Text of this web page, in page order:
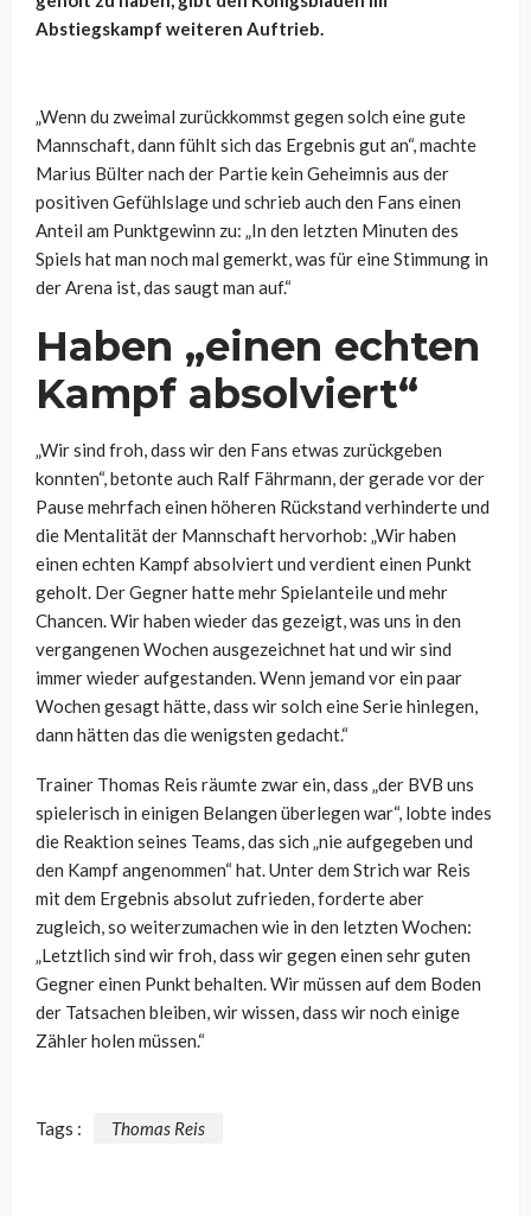
Abstiegskampf weiteren Auftrieb.
„Wenn du zweimal zurückkommst gegen solch eine gute
Mannschaft, dann fühlt sich das Ergebnis gut an“, machte
Marius Bülter nach der Partie kein Geheimnis aus der
positiven Gefühlslage und schrieb auch den Fans einen
Anteil am Punktgewinn zu: „In den letzten Minuten des
Spiels hat man noch mal gemerkt, was für eine Stimmung in
der Arena ist, das saugt man auf.“
Haben „einen echten
Kampf absolviert“
„Wir sind froh, dass wir den Fans etwas zurückgeben
konnten“, betonte auch Ralf Fährmann, der gerade vor der
Pause mehrfach einen höheren Rückstand verhinderte und
die Mentalität der Mannschaft hervorhob: „Wir haben
einen echten Kampf absolviert und verdient einen Punkt
geholt. Der Gegner hatte mehr Spielanteile und mehr
Chancen. Wir haben wieder das gezeigt, was uns in den
vergangenen Wochen ausgezeichnet hat und wir sind
immer wieder aufgestanden. Wenn jemand vor ein paar
Wochen gesagt hätte, dass wir solch eine Serie hinlegen,
dann hätten das die wenigsten gedacht.“
Trainer Thomas Reis räumte zwar ein, dass „der BVB uns
spielerisch in einigen Belangen überlegen war“, lobte indes
die Reaktion seines Teams, das sich „nie aufgegeben und
den Kampf angenommen“ hat. Unter dem Strich war Reis
mit dem Ergebnis absolut zufrieden, forderte aber
zugleich, so weiterzumachen wie in den letzten Wochen:
„Letztlich sind wir froh, dass wir gegen einen sehr guten
Gegner einen Punkt behalten. Wir müssen auf dem Boden
der Tatsachen bleiben, wir wissen, dass wir noch einige
Zähler holen müssen.“
Tags : Thomas Reis